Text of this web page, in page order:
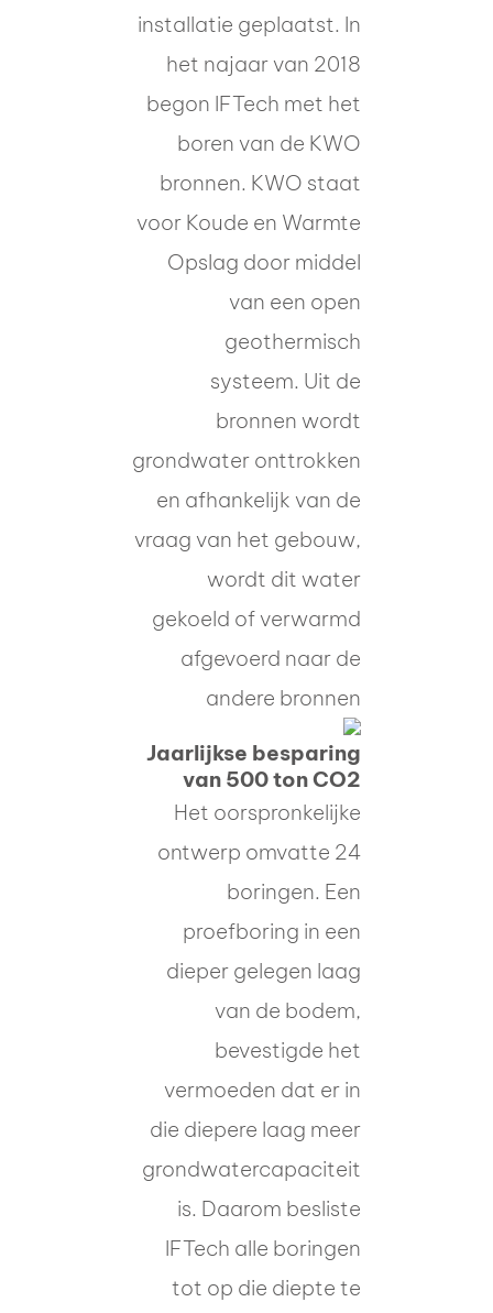
installatie geplaatst. In
het najaar van 2018
begon IFTech met het
boren van de KWO
bronnen. KWO staat
voor Koude en Warmte
Opslag door middel
van een open
geothermisch
systeem. Uit de
bronnen wordt
grondwater onttrokken
en afhankelijk van de
vraag van het gebouw,
wordt dit water
gekoeld of verwarmd
afgevoerd naar de
andere bronnen
Jaarlijkse besparing
van 500 ton CO2
Het oorspronkelijke
ontwerp omvatte 24
boringen. Een
proefboring in een
dieper gelegen laag
van de bodem,
bevestigde het
vermoeden dat er in
die diepere laag meer
grondwatercapaciteit
is. Daarom besliste
IFTech alle boringen
tot op die diepte te